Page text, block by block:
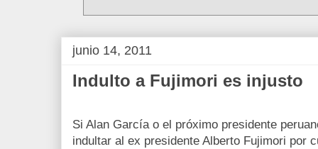
junio 14, 2011
Indulto a Fujimori es injusto
Si Alan García o el próximo presidente
indultar al ex presidente Alberto Fujimori por